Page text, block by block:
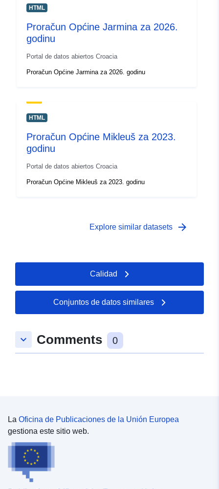
HTML
Proračun Općine Jarmina za 2026.
godinu
Portal de datos abiertos Croacia
Proračun Općine Jarmina za 2026. godinu
HTML
Proračun Općine Mikleuš za 2023.
godinu
Portal de datos abiertos Croacia
Proračun Općine Mikleuš za 2023. godinu
Explore similar datasets arrow_forward
Calidad
Conjuntos de datos similares
keyboard_arrow_down Comments 0
La Oficina de Publicaciones de la Unión Europea
gestiona este sitio web.